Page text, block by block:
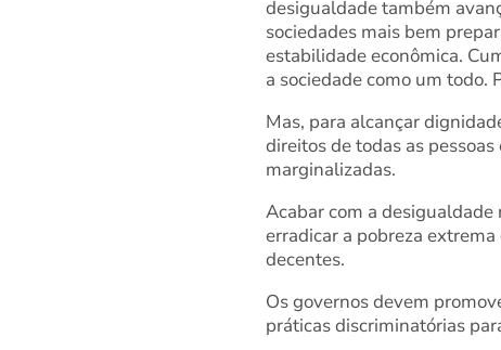
desigualdade também
sociedades mais bem
estabilidade econômica.
a sociedade como um todo.
Mas, para alcançar
direitos de todas as
marginalizadas.
Acabar com a desigualdade
erradicar a pobreza
decentes.
Os governos devem
práticas discriminatórias